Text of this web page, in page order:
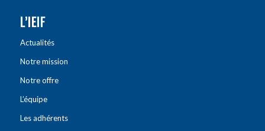
L’IEIF
Actualités
Notre mission
Notre offre
L’équipe
Les adhérents